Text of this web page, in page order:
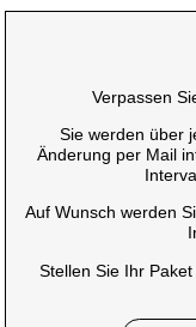
Verpassen
Sie werden über
Änderung per Mail
Auf Wunsch werden
Stellen Sie Ihr